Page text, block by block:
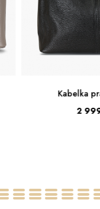
Kabelka
2